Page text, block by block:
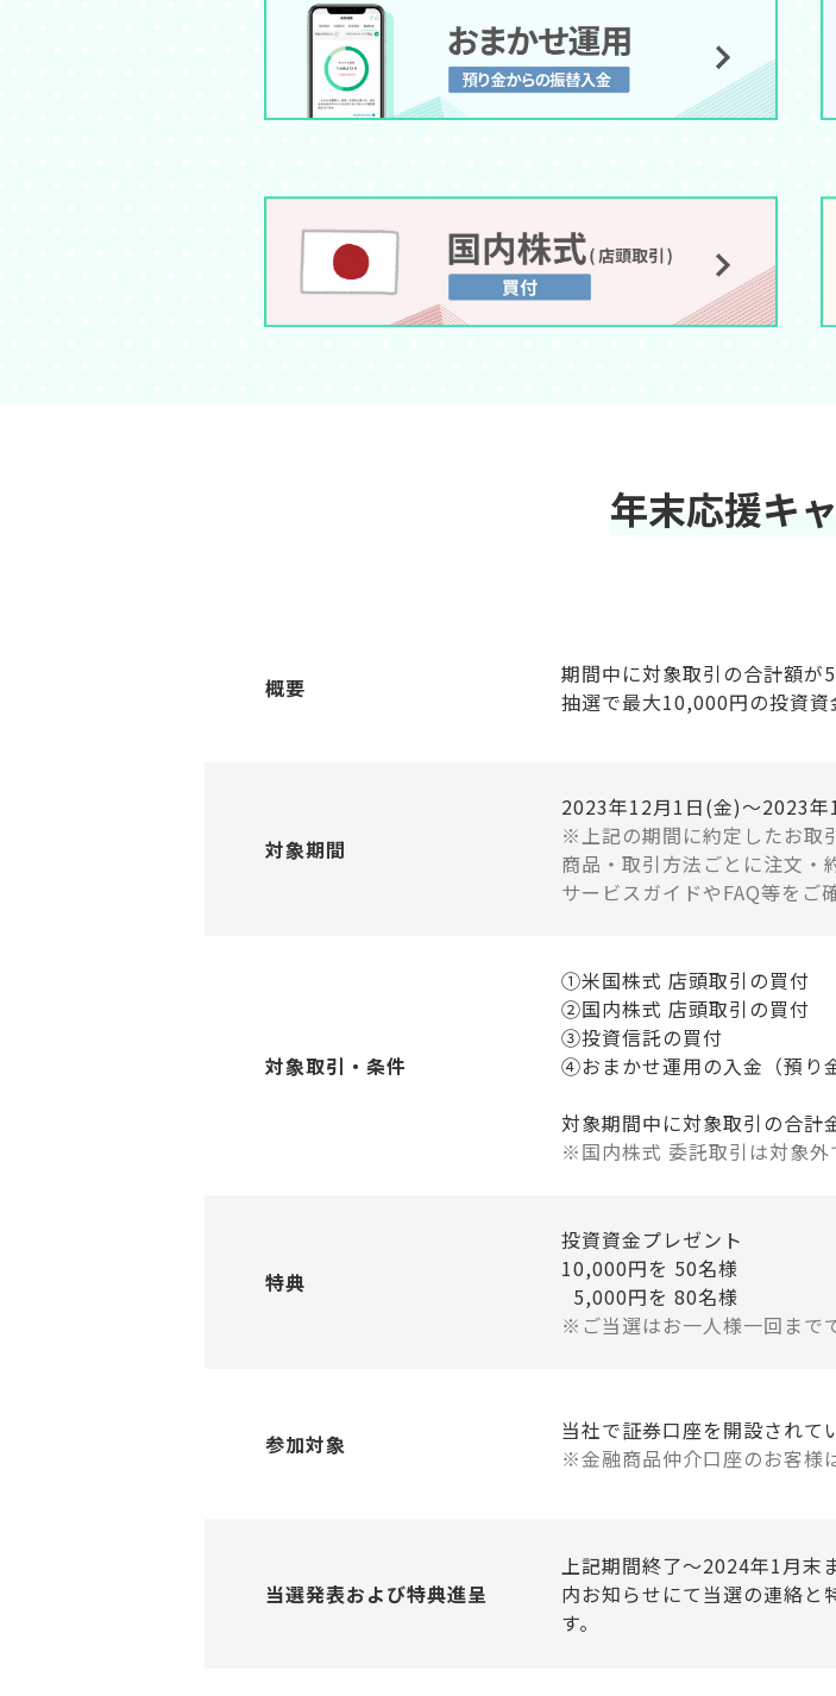
年末応援キ
概要
期間中に対象取引の合計額が
抽選で最大10,000円の投資資
対象期間
2023年12月1日(金)～2023
上記の期間に約定したお取
商品・取引方法ごとに注文・
サービスガイドやFAQ等をご
対象取引・条件
①米国株式 店頭取引の買付
②国内株式 店頭取引の買付
③投資信託の買付
④おまかせ運用の入金（預り
対象期間中に対象取引の合計
国内株式 委託取引は対象外
特典
投資資金プレゼント
10,000円を 50名様
5,000円を 80名様
ご当選はお一人様一回まで
参加対象
当社で証券口座を開設されて
金融商品仲介口座のお客様
当選発表および特典進呈
上記期間終了～2024年1月末
内お知らせにて当選の連絡と
す。